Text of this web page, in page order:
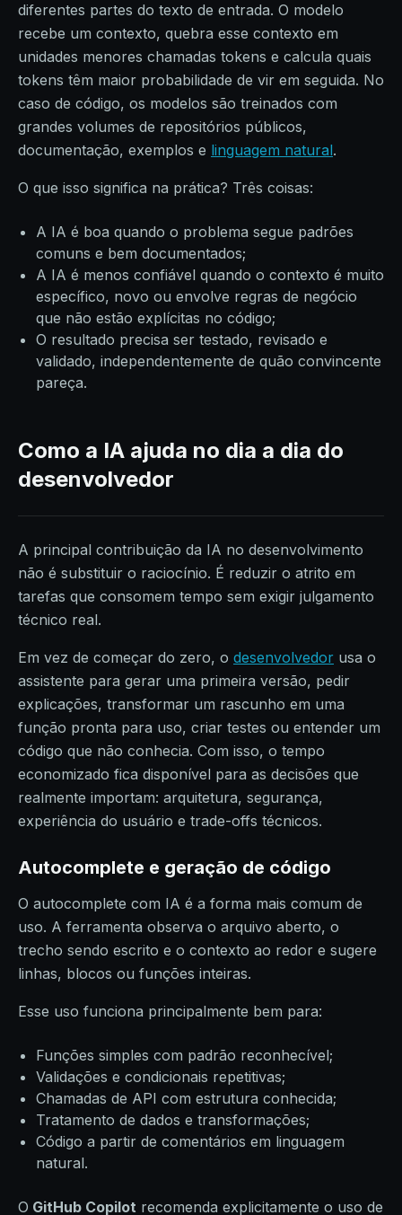
diferentes partes do texto de entrada. O modelo
recebe um contexto, quebra esse contexto em
unidades menores chamadas tokens e calcula quais
tokens têm maior probabilidade de vir em seguida. No
caso de código, os modelos são treinados com
grandes volumes de repositórios públicos,
documentação, exemplos e linguagem natural.
O que isso significa na prática? Três coisas:
A IA é boa quando o problema segue padrões
comuns e bem documentados;
A IA é menos confiável quando o contexto é muito
específico, novo ou envolve regras de negócio
que não estão explícitas no código;
O resultado precisa ser testado, revisado e
validado, independentemente de quão convincente
pareça.
Como a IA ajuda no dia a dia do
desenvolvedor
A principal contribuição da IA no desenvolvimento
não é substituir o raciocínio. É reduzir o atrito em
tarefas que consomem tempo sem exigir julgamento
técnico real.
Em vez de começar do zero, o desenvolvedor usa o
assistente para gerar uma primeira versão, pedir
explicações, transformar um rascunho em uma
função pronta para uso, criar testes ou entender um
código que não conhecia. Com isso, o tempo
economizado fica disponível para as decisões que
realmente importam: arquitetura, segurança,
experiência do usuário e trade-offs técnicos.
Autocomplete e geração de código
O autocomplete com IA é a forma mais comum de
uso. A ferramenta observa o arquivo aberto, o
trecho sendo escrito e o contexto ao redor e sugere
linhas, blocos ou funções inteiras.
Esse uso funciona principalmente bem para:
Funções simples com padrão reconhecível;
Validações e condicionais repetitivas;
Chamadas de API com estrutura conhecida;
Tratamento de dados e transformações;
Código a partir de comentários em linguagem
natural.
O GitHub Copilot recomenda explicitamente o uso de